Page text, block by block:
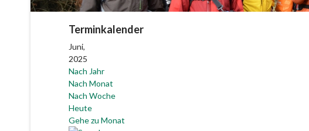
Terminkalender
Juni,
2025
Nach Jahr
Nach Monat
Nach Woche
Heute
Gehe zu Monat